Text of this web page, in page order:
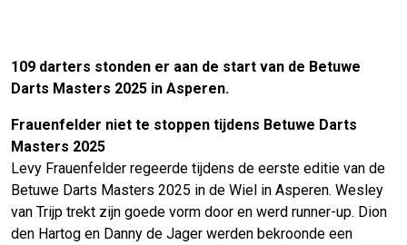
109 darters stonden er aan de start van de Betuwe
Darts Masters 2025 in Asperen.
Frauenfelder niet te stoppen tijdens Betuwe Darts
Masters 2025
Levy Frauenfelder regeerde tijdens de eerste editie van de
Betuwe Darts Masters 2025 in de Wiel in Asperen. Wesley
van Trijp trekt zijn goede vorm door en werd runner-up. Dion
den Hartog en Danny de Jager werden bekroonde een